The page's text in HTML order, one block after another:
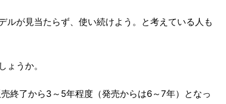
ルが見当たらず、使い続けよう。と考えている人も
うか。
終了から3～5年程度（発売からは6～7年）となっ